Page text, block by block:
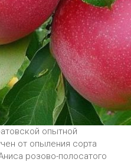
опытной
от опыления сорта
розово-полосатого